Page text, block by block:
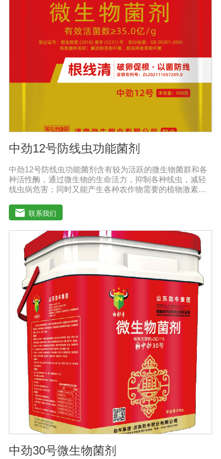
重、早熟、高产果树、瓜类、豆类等多种作物。在果实期
喷洒可以增加果实，提前成熟，在抽穗期和灌浆期喷洒谷
物可以使抽穗整齐，重量显著增加。4.灾后恢复，抗旱、
防涝、防虫。风灾后，喷洒能迅速恢复生长，抵抗农作物
病虫害，与农药混合喷洒，病株恢复更快。
中劲12号防线虫功能菌剂
中劲12号防线虫功能菌剂含有较为活跃的微生物菌群和各
种活性酶，通过微生物的生命活力，抑制各种线虫，减轻
线虫病危害；同时又能产生各种农作物需要的植物激素、
并且能产生抗生素，系统防伪酶等多种物质，间接达到促
进植物生长。【产品功能】 1、本产品利用微生物自身的
寄生作用，并释放出对线虫、细菌、真菌等具有杀灭作用
的化学物质，再辅助特殊增效剂，能快速、高效杀灭线虫
和作物真菌、细菌病害。不仅有效地预防和控制多种作物
根结线虫、胞囊线虫、茎线虫等线虫病的危害。2、抑制各
种线虫，减轻线虫病危害；3、改善作物根部微生态环境，
活化土壤，促进植株正常生长；4、激活根部受损细胞，快
速恢复根系生理机能，预防根系因线虫的危害导致的烂
根。
联系我们
中劲30号微生物菌剂